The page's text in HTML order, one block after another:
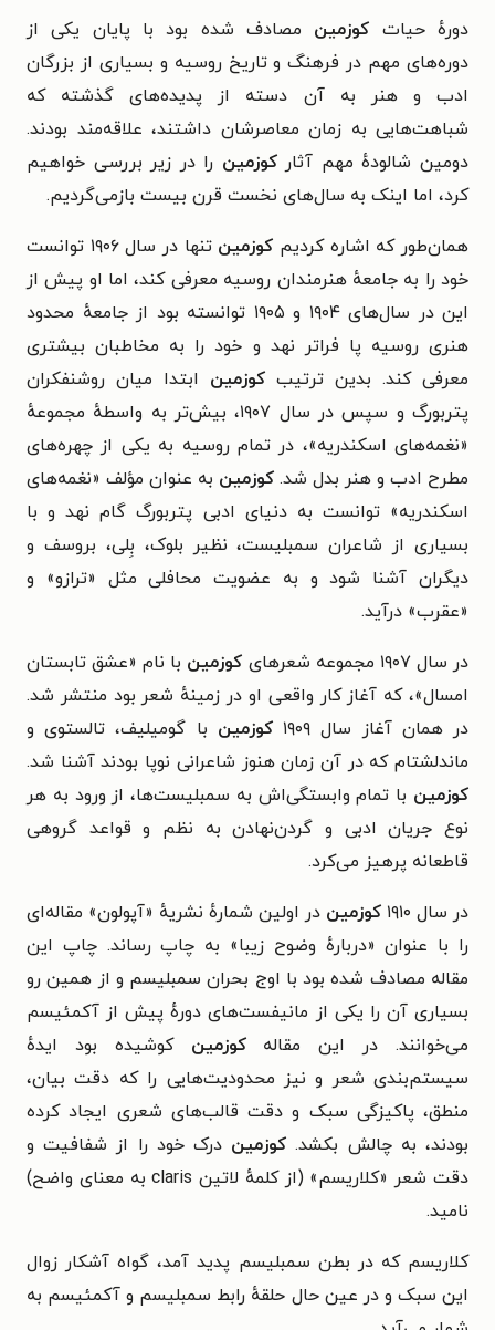
دورهٔ حیات کوزمین مصادف شده بود با پایان یکی از
دوره‌های مهم در فرهنگ و تاریخ روسیه و بسیاری از بزرگان
ادب و هنر به آن دسته از پدیده‌های گذشته که
شباهت‌هایی به زمان معاصرشان داشتند،‌ علاقه‌مند بودند.
دومین شالودهٔ مهم آثارکوزمین را در زیر بررسی خواهیم
کرد، اما اینک به سال‌های نخست قرن بیست بازمی‌گردیم.
همان‌طور که اشاره کردیم کوزمین
تنها در سال ۱۹۰۶ توانست
خود را به جامعهٔ هنرمندان روسیه معرفی کند، اما او پیش از
این در سال‌های ۱۹۰۴ و ۱۹۰۵ توانسته بود از جامعهٔ محدود
هنری روسیه پا فراتر نهد و خود را به مخاطبان بیشتری
معرفی کند. بدین ترتیب کوزمین ابتدا میان روشنفکران
پتربورگ و سپس در سال ۱۹۰۷، بیش‌تر به واسطهٔ مجموعهٔ
«نغمه‌های اسکندریه»، در تمام روسیه به یکی از چهره‌های
مطرح ادب و هنر بدل شد. کوزمین به عنوان مؤلف «نغمه‌های
اسکندریه» توانست به دنیای ادبی پتربورگ گام نهد و با
بسیاری از شاعران سمبلیست،‌ نظیر بلوک،‌ بِلی، بروسف و
دیگران آشنا شود و به عضویت محافلی مثل «ترازو» و
«عقرب» درآید.
در سال ۱۹۰۷ مجموعه شعرهای کوزمین با نام «عشق تابستان
امسال»، که آغاز کار واقعی او در زمینهٔ شعر بود منتشر شد.
در همان آغاز سال ۱۹۰۹
کوزمین با گومیلیف، تالستوی و
ماندلشتام که در آن زمان هنوز شاعرانی نوپا بودند آشنا شد.
کوزمین با تمام وابستگی‌اش به سمبلیست‌ها، از ورود به هر
نوع جریان ادبی و گردن‌نهادن به نظم و قواعد گروهی
قاطعانه پرهیز می‌کرد.
در سال ۱۹۱۰ کوزمین در اولین شمارهٔ نشریهٔ «آپولون» مقاله‌ای
را با عنوان «دربارهٔ وضوح زیبا» به چاپ رساند. چاپ این
مقاله مصادف شده بود با اوج بحران سمبلیسم و از همین رو
بسیاری آن را یکی از مانیفست‌های دورهٔ پیش از آکمئیسم
می‌خوانند. در این مقالهکوزمینکوشیده بود ایدهٔ
سیستم‌بندی شعر و نیز محدودیت‌هایی را که دقت بیان،
منطق، پاکیزگی سبک و دقت قالب‌های شعری ایجاد کرده
بودند،‌ به چالش بکشد. کوزمین درک خود را از شفافیت و
دقت شعر «کلاریسم» (از کلمهٔ لاتین claris به معنای واضح)
نامید.
کلاریسم که در بطن سمبلیسم پدید آمد، گواه آشکار زوال
این سبک و در عین حال حلقهٔ رابط سمبلیسم و آکمئیسم به